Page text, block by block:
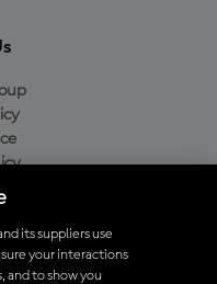
da MotoGP™
its suppliers use
your interactions
and to show you